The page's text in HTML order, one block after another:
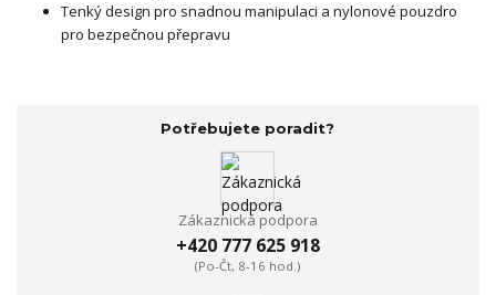
Tenký design pro snadnou manipulaci a nylonové pouzdro
pro bezpečnou přepravu
Potřebujete poradit?
Zákaznická podpora
+420 777 625 918
(Po-Čt, 8-16 hod.)